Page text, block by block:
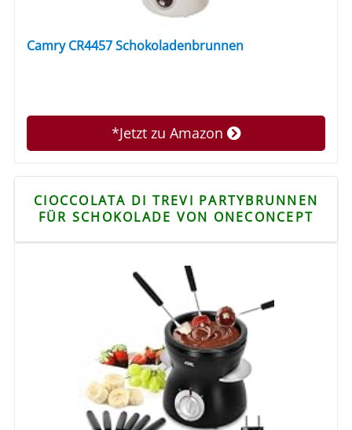
Camry CR4457 Schokoladenbrunnen
*Jetzt zu Amazon
CIOCCOLATA DI TREVI PARTYBRUNNEN
FÜR SCHOKOLADE VON ONECONCEPT